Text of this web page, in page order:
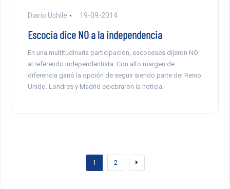
Diario Uchile 19-09-2014
Escocia dice NO a la independencia
En una multitudinaria participación, escoceses dijeron NO
al referendo independentista. Con alto margen de
diferencia ganó la opción de seguir siendo parte del Reino
Unido. Londres y Madrid celebraron la noticia.
1 2